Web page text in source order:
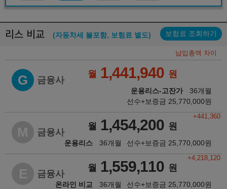
리스 비교 (자동차세 불포함, 보험료 별도) 보험료 조회하기
납입총액 차이
G 금융사
운용리스-고잔가
월 1,441,940 원
36개월
선수+보증금 25,770,000원
M 금융사
운용리스
월 1,454,200 원
+441,360
36개월 선수+보증금 25,770,000원
E 금융사
온라인 비교
월 1,559,110 원
+4,218,120
36개월 선수+보증금 25,770,000원